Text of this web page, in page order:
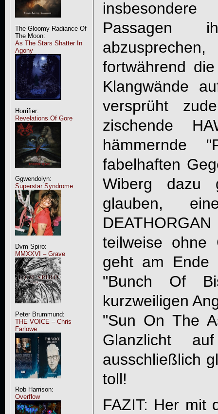
The Gloomy Radiance Of
The Moon:
As The Stars Shatter In
Agony
Horrifier:
Revelations Of Gore
Ggwendolyn:
Superstar Syndrome
Dvm Spiro:
MMXXVI – Grave
Peter Brummund:
THE VOICE – Chris
Farlowe
Rob Harrison:
Overflow
Passagen
fortwährend
Klangwände
versprüht
zischende
hämmernde
fabelhaften
Wiberg dazu
glauben,
teilweise ohne
geht am Ende
"Bunch Of
kurzweiligen
"Sun On The
Glanzlicht
ausschließlich
toll!
FAZIT: Her mit